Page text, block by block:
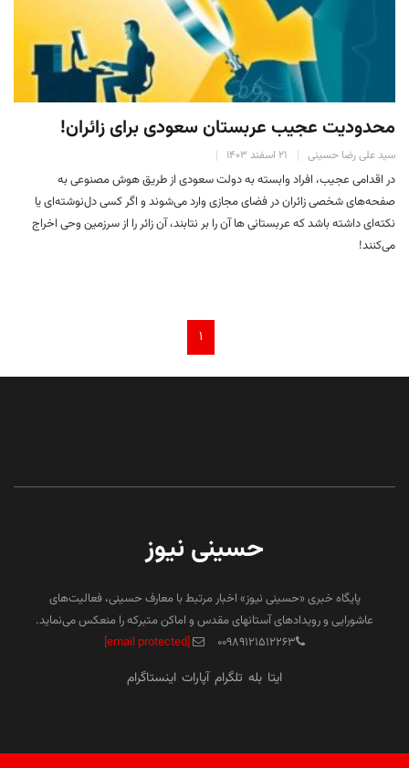
محدودیت عجیب عربستان سعودی برای زائران!
سید علی رضا حسینی ۲۱ اسفند ۱۴۰۳
در اقدامی عجیب، افراد وابسته به دولت سعودی از طریق هوش مصنوعی به
صفحه‌های شخصی زائران در فضای مجازی وارد می‌شوند و اگر کسی دل‌نوشته‌ای یا
نکته‌ای داشته باشد که عربستانی ها آن را بر نتابند، آن زائر را از سرزمین وحی اخراج
می‌کنند!
۱
حسینی نیوز
پایگاه خبری «حسینی نیوز» اخبار مرتبط با معارف حسینی، فعالیت‌های
عاشورایی و رویدادهای آستانهای مقدس و اماکن متبرکه را منعکس می‌نماید.
۰۰۹۸۹۱۲۱۵۱۲۲۶۳
[email protected]
ایتا بله تلگرام آپارات اینستاگرام